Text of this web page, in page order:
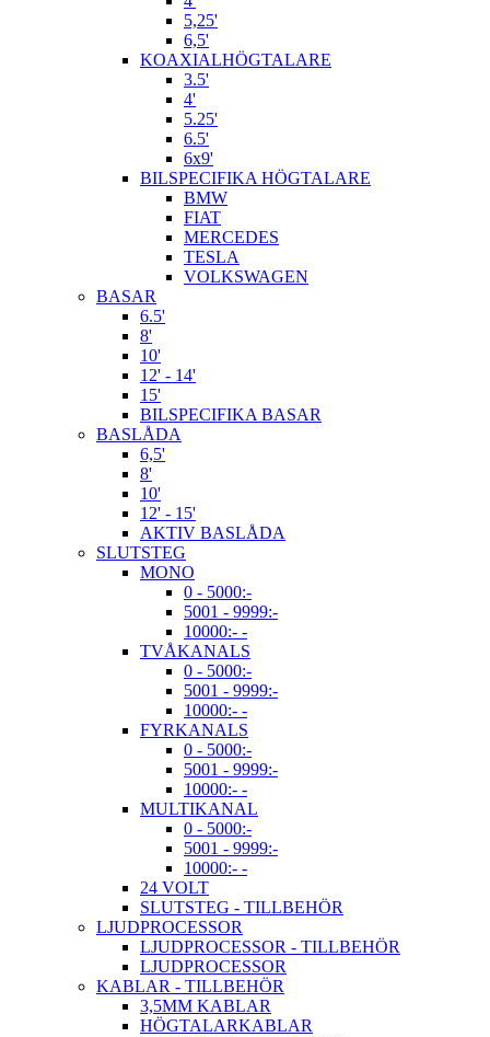
5,25'
6,5'
KOAXIALHÖGTALARE
3.5'
4'
5.25'
6.5'
6x9'
BILSPECIFIKA HÖGTALARE
BMW
FIAT
MERCEDES
TESLA
VOLKSWAGEN
BASAR
6.5'
8'
10'
12' - 14'
15'
BILSPECIFIKA BASAR
BASLÅDA
6,5'
8'
10'
12' - 15'
AKTIV BASLÅDA
SLUTSTEG
MONO
0 - 5000:-
5001 - 9999:-
10000:- -
TVÅKANALS
0 - 5000:-
5001 - 9999:-
10000:- -
FYRKANALS
0 - 5000:-
5001 - 9999:-
10000:- -
MULTIKANAL
0 - 5000:-
5001 - 9999:-
10000:- -
24 VOLT
SLUTSTEG - TILLBEHÖR
LJUDPROCESSOR
LJUDPROCESSOR - TILLBEHÖR
LJUDPROCESSOR
KABLAR - TILLBEHÖR
3,5MM KABLAR
HÖGTALARKABLAR